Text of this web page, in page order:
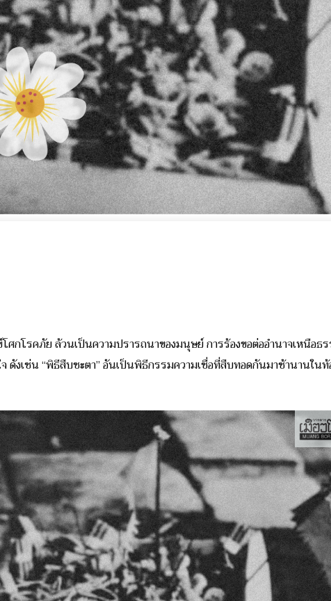
ศกโรคภัย ล้วนเป็นความปรารถนาของมนุษย์ การร้องขอต่ออำนาจเหนือธ
ดังเช่น “พิธีสืบชะตา” อันเป็นพิธีกรรมความเชื่อที่สืบทอดกันมาช้านานใน